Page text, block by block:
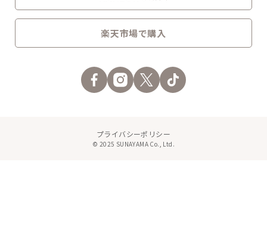
楽天市場で購入
© 2025 SUNAYAMA Co., Ltd.
プライバシーポリシー